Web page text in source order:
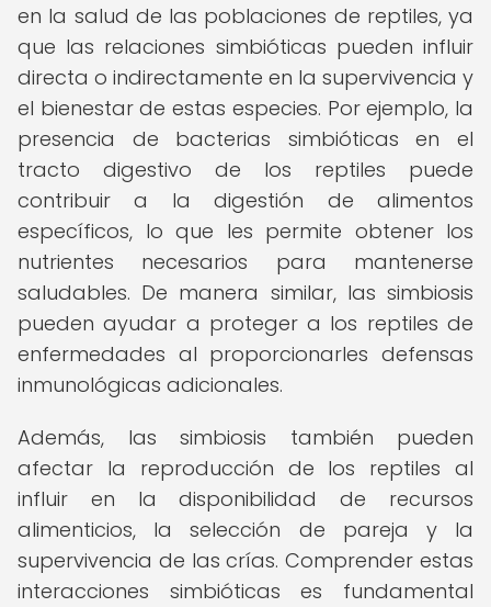
en la salud de las poblaciones de reptiles, ya
que las relaciones simbióticas pueden influir
directa o indirectamente en la supervivencia y
el bienestar de estas especies. Por ejemplo, la
presencia de bacterias simbióticas en el
tracto digestivo de los reptiles puede
contribuir a la digestión de alimentos
específicos, lo que les permite obtener los
nutrientes necesarios para mantenerse
saludables. De manera similar, las simbiosis
pueden ayudar a proteger a los reptiles de
enfermedades al proporcionarles defensas
inmunológicas adicionales.
Además, las simbiosis también pueden
afectar la reproducción de los reptiles al
influir en la disponibilidad de recursos
alimenticios, la selección de pareja y la
supervivencia de las crías. Comprender estas
interacciones simbióticas es fundamental